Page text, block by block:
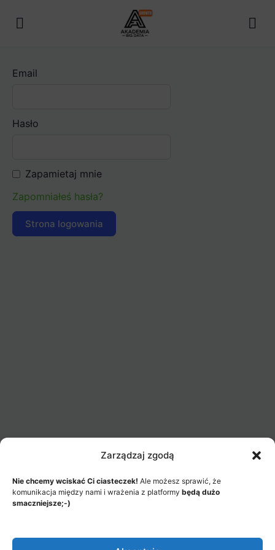
Zarządzaj zgodą
Nie chcemy wciskać Ci ciasteczek! Ale możesz sprawić, że
komunikacja między nami i wrażenia z platformy będą dużo
smaczniejsze;-)
Email
Hasło
Zapamietaj mnie
Zapomniałeś hasła?